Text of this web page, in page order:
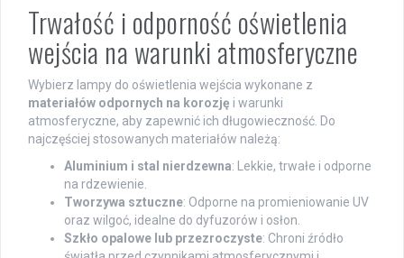
Trwałość i odporność oświetlenia
wejścia na warunki atmosferyczne
Wybierz lampy do oświetlenia wejścia wykonane z
materiałów odpornych na korozję i warunki
atmosferyczne, aby zapewnić ich długowieczność. Do
najczęściej stosowanych materiałów należą:
Aluminium i stal nierdzewna: Lekkie, trwałe i odporne
na rdzewienie.
Tworzywa sztuczne: Odporne na promieniowanie UV
oraz wilgoć, idealne do dyfuzorów i osłon.
Szkło opalowe lub przezroczyste: Chroni źródło